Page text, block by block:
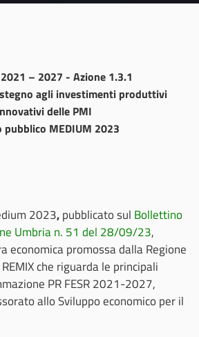
2021 – 2027 - Azione 1.3.1
agli investimenti produttivi
delle PMI
pubblico MEDIUM 2023
2023,pubblicato sul Bollettino
Umbria n. 51 del 28/09/23,
economica promossa dalla Regione
che riguarda le principali
PR FESR 2021-2027,
allo Sviluppo economico per il